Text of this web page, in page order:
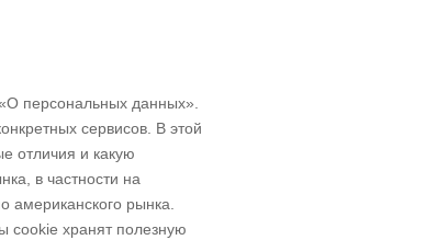
персональных данных».
сервисов. В этой
отличия и какую
в частности на
американского рынка.
cookie хранят полезную